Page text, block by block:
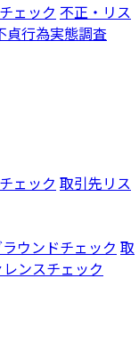
ェック 不正・リス
貞行為実態調査
ェック 取引先リス
ウンドチェック 取
レンスチェック